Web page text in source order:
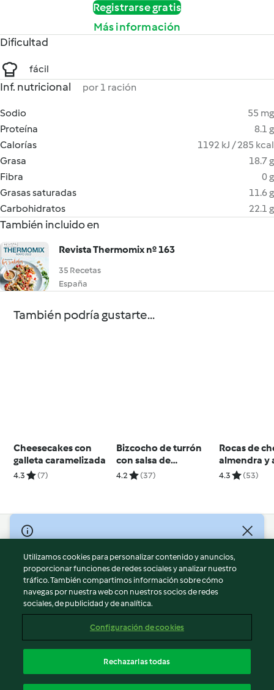
Registrarse gratis
Más información
Dificultad
fácil
Inf. nutricional por 1 ración
Sodio
55 mg
Proteína
8.1 g
Calorías
1192 kJ / 285 kcal
Grasa
18.7 g
Fibra
0 g
Grasas saturadas
11.6 g
Carbohidratos
22.1 g
También incluido en
Revista Thermomix nº 163
35 Recetas
España
También podría gustarte...
Cheesecakes con
galleta caramelizada
4.3 (7)
Bizcocho de turrón
con salsa de
chocolate blanco y
4.2 (37)
Rocas de
almendra y
4.3 (53)
© Copyright 2026
Términos de uso
Política de privacidad
Aviso legal
Información legal
Reportar contenido
Declaración de accesibilidad
Utilizamos cookies para personalizar contenido y anuncios,
proporcionar funciones de redes sociales y analizar nuestro
tráfico. También compartimos información sobre cómo
navegas por nuestra web con nuestros socios de redes
sociales, de publicidad y de analítica.
Configuración de cookies
Rechazarlas todas